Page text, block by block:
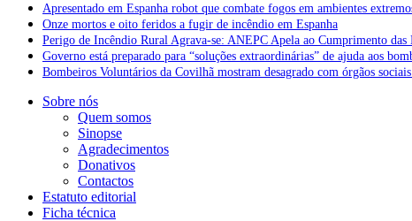
Apresentado em Espanha robot que combate fogos em ambientes
Onze mortos e oito feridos a fugir de incêndio em Espanha
Perigo de Incêndio Rural Agrava-se: ANEPC Apela ao Cumprimento das
Governo está preparado para “soluções extraordinárias” de ajuda aos
Bombeiros Voluntários da Covilhã mostram desagrado com órgãos
Sobre nós
Quem somos
Sinopse
Agradecimentos
Donativos
Contactos
Estatuto editorial
Ficha técnica